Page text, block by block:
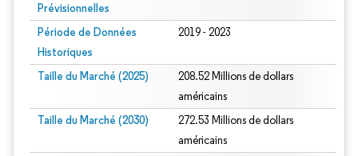
Prévisionnelles
Période de Données
Historiques
2019 - 2023
Taille du Marché (2025)
208.52 Millions de dollars
américains
Taille du Marché (2030)
272.53 Millions de dollars
américains